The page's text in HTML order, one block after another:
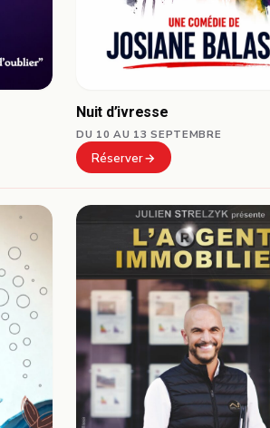
Nuit d’ivresse
DU 10 AU 13 SEPTEMBRE
Réserver